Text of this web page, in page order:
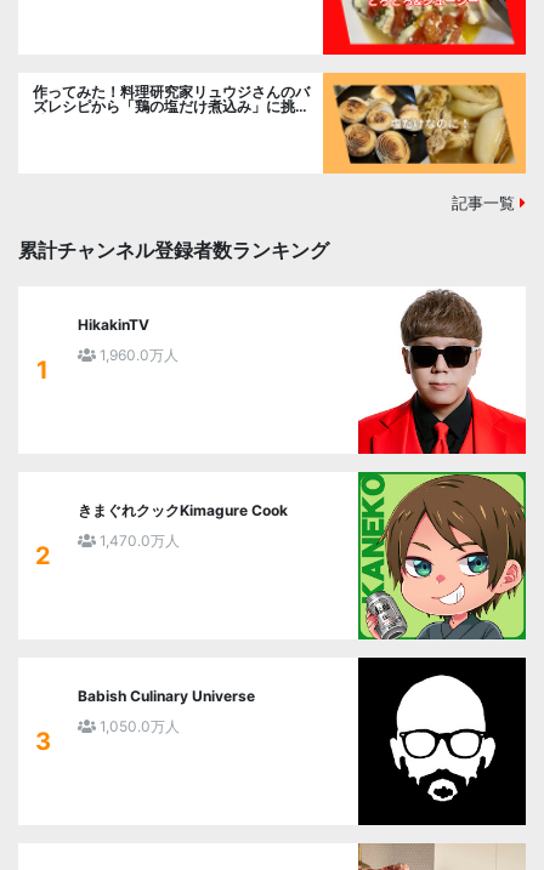
作ってみた！料理研究家リュウジさんのバ
ズレシピから「鶏の塩だけ煮込み」に挑
記事一覧
累計チャンネル登録者数ランキング
1
HikakinTV
1,960.0万人
2
きまぐれクックKimagure Cook
1,470.0万人
3
Babish Culinary Universe
1,050.0万人